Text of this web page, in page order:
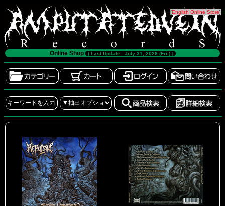
[English Online Store]
Online Shop [ Last Update : July 31, 2026 (Fri.) ]